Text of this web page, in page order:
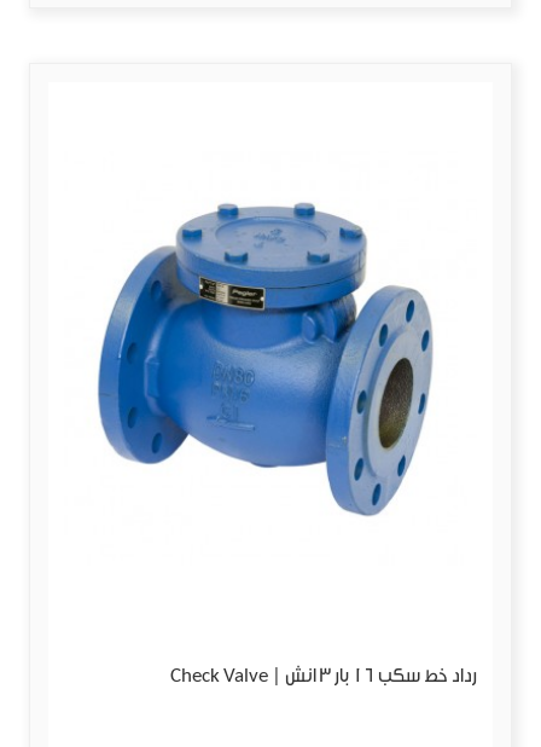
رداد خط سكب 16 بار 3 انش | Check Valve